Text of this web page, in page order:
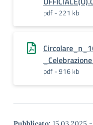
pdf - 221 kb
pdf - 916 kb